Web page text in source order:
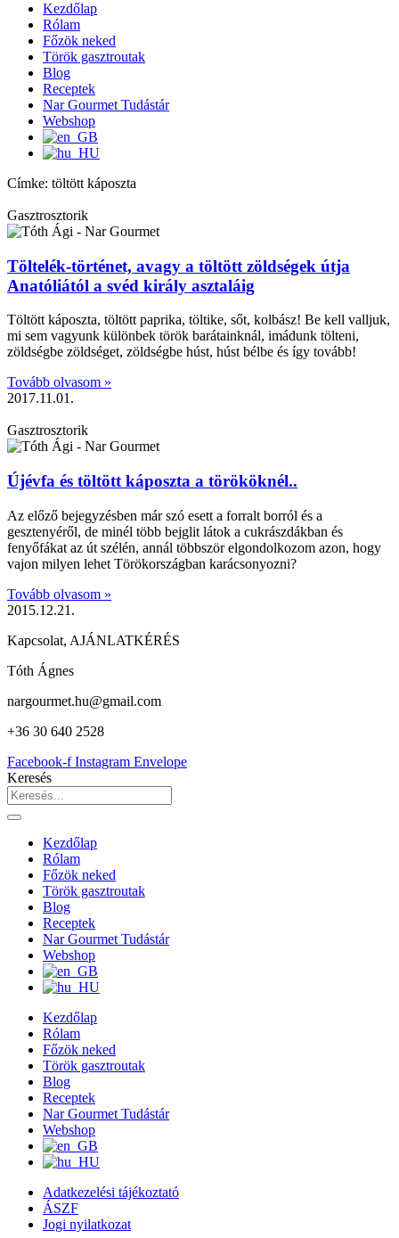
Kezdőlap
Rólam
Főzök neked
Török gasztroutak
Blog
Receptek
Nar Gourmet Tudástár
Webshop
Címke: töltött káposzta
Gasztrosztorik
Töltelék-történet, avagy a töltött zöldségek útja
Anatóliától a svéd király asztaláig
Töltött káposzta, töltött paprika, töltike, sőt, kolbász! Be kell valljuk,
mi sem vagyunk különbek török barátainknál, imádunk tölteni,
zöldségbe zöldséget, zöldségbe húst, húst bélbe és így tovább!
Tovább olvasom »
2017.11.01.
Gasztrosztorik
Újévfa és töltött káposzta a törököknél..
Az előző bejegyzésben már szó esett a forralt borról és a
gesztenyéről, de minél több bejglit látok a cukrászdákban és
fenyőfákat az út szélén, annál többször elgondolkozom azon, hogy
vajon milyen lehet Törökországban karácsonyozni?
Tovább olvasom »
2015.12.21.
Kapcsolat, AJÁNLATKÉRÉS
Tóth Ágnes
nargourmet.hu@gmail.com
+36 30 640 2528
Facebook-f Instagram Envelope
Keresés
Kezdőlap
Rólam
Főzök neked
Török gasztroutak
Blog
Receptek
Nar Gourmet Tudástár
Webshop
Kezdőlap
Rólam
Főzök neked
Török gasztroutak
Blog
Receptek
Nar Gourmet Tudástár
Webshop
Adatkezelési tájékoztató
ÁSZF
Jogi nyilatkozat